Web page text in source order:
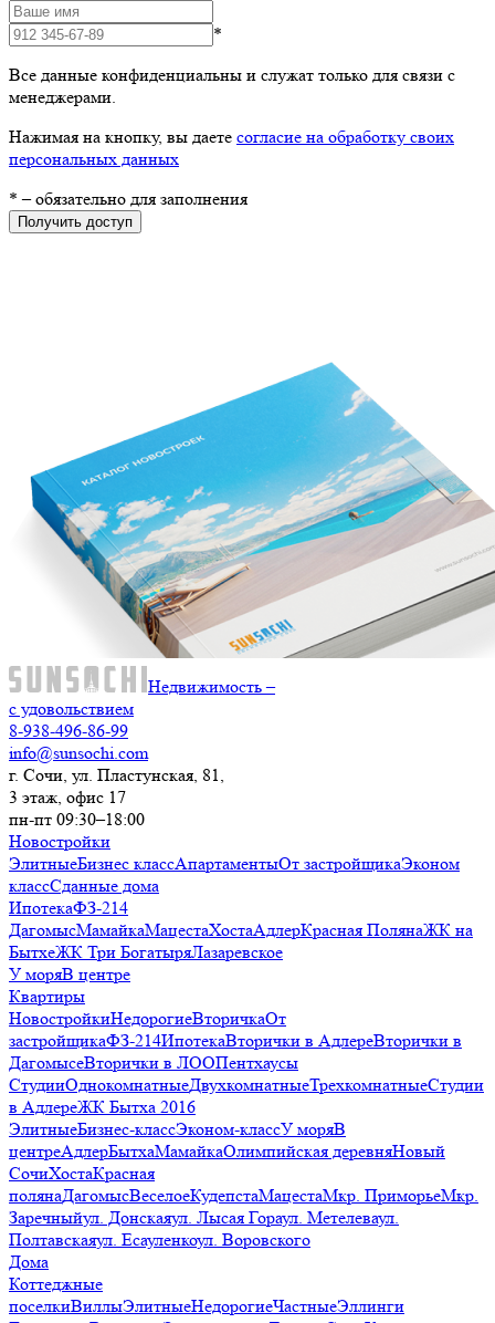
*
Все данные конфиденциальны и служат только для связи с
менеджерами.
Нажимая на кнопку, вы даете согласие на обработку своих
персональных данных
* – обязательно для заполнения
Получить доступ
Недвижимость –
с удовольствием
8-938-496-86-99
info@sunsochi.com
г. Сочи, ул. Пластунская, 81,
3 этаж, офис 17
пн-пт 09:30–18:00
Новостройки
ЭлитныеБизнес классАпартаментыОт застройщикаЭконом
классСданные дома
ИпотекаФЗ-214
ДагомысМамайкаМацестаХостаАдлерКрасная ПолянаЖК на
БытхеЖК Три БогатыряЛазаревское
У моряВ центре
Квартиры
НовостройкиНедорогиеВторичкаОт
застройщикаФЗ-214ИпотекаВторички в АдлереВторички в
ДагомысеВторички в ЛООПентхаусы
СтудииОднокомнатныеДвухкомнатныеТрехкомнатныеСтудии
в АдлереЖК Бытха 2016
ЭлитныеБизнес-классЭконом-классУ моряВ
центреАдлерБытхаМамайкаОлимпийская деревняНовый
СочиХостаКрасная
полянаДагомысВеселоеКудепстаМацестаМкр. ПриморьеМкр.
Заречныйул. Донскаяул. Лысая Гораул. Метелеваул.
Полтавскаяул. Есауленкоул. Воровского
Дома
Коттеджные
поселкиВиллыЭлитныеНедорогиеЧастныеЭллинги